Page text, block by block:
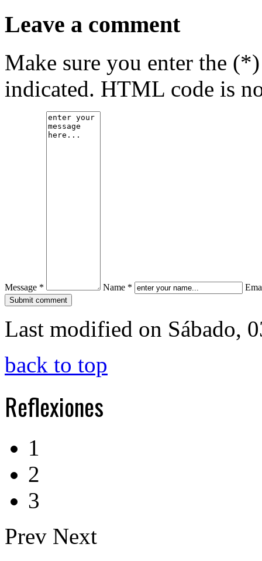
Leave a comment
Make sure you enter the
indicated. HTML code is
Message * Name *
Last modified on Sábado,
back to top
Reflexiones
1
2
3
Prev Next